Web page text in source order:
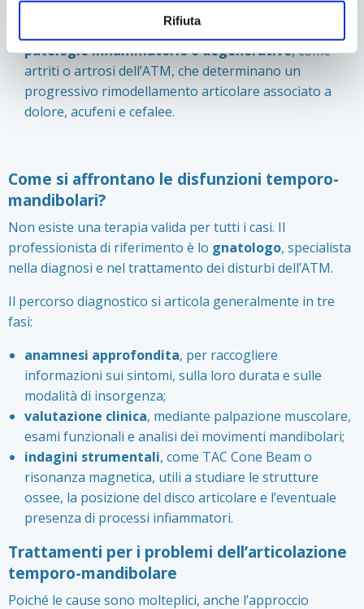
Rifiuta
patologie infiammatorie o degenerative, come
artriti o artrosi dell’ATM, che determinano un
progressivo rimodellamento articolare associato a
dolore, acufeni e cefalee.
Come si affrontano le disfunzioni temporo-
mandibolari?
Non esiste una terapia valida per tutti i casi. Il
professionista di riferimento è lo gnatologo, specialista
nella diagnosi e nel trattamento dei disturbi dell’ATM.
Il percorso diagnostico si articola generalmente in tre
fasi:
anamnesi approfondita, per raccogliere
informazioni sui sintomi, sulla loro durata e sulle
modalità di insorgenza;
valutazione clinica, mediante palpazione muscolare,
esami funzionali e analisi dei movimenti mandibolari;
indagini strumentali, come TAC Cone Beam o
risonanza magnetica, utili a studiare le strutture
ossee, la posizione del disco articolare e l’eventuale
presenza di processi infiammatori.
Trattamenti per i problemi dell’articolazione
temporo-mandibolare
Poiché le cause sono molteplici, anche l’approccio